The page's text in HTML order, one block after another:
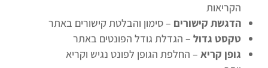
הקריאות
הדגשת קישורים – סימון והבלטת קישורים באתר
טקסט גדול– הגדלת גודל הפונטים באתר
גופן קריא– החלפת הגופן לפונט נגיש וקריא